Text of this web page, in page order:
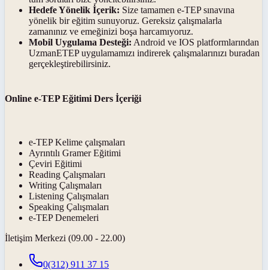
Hedefe Yönelik İçerik: Size tamamen e-TEP sınavına
yönelik bir eğitim sunuyoruz. Gereksiz çalışmalarla
zamanınız ve emeğinizi boşa harcamıyoruz.
Mobil Uygulama Desteği: Android ve IOS platformlarından
UzmanETEP uygulamamızı indirerek çalışmalarınızı buradan
gerçekleştirebilirsiniz.
Online e-TEP Eğitimi Ders İçeriği
e-TEP Kelime çalışmaları
Ayrıntılı Gramer Eğitimi
Çeviri Eğitimi
Reading Çalışmaları
Writing Çalışmaları
Listening Çalışmaları
Speaking Çalışmaları
e-TEP Denemeleri
İletişim Merkezi (09.00 - 22.00)
0(312) 911 37 15